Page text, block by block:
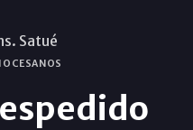
Satué